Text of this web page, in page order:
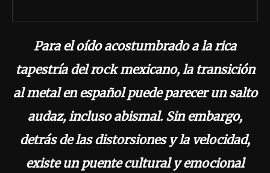
Para el oído acostumbrado a la rica
tapestría del rock mexicano, la transición
al metal en español puede parecer un salto
audaz, incluso abismal. Sin embargo,
detrás de las distorsiones y la velocidad,
existe un puente cultural y emocional